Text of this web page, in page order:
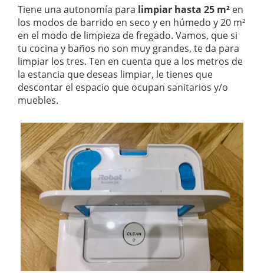
Tiene una autonomía para limpiar hasta 25 m² en
los modos de barrido en seco y en húmedo y 20 m²
en el modo de limpieza de fregado. Vamos, que si
tu cocina y baños no son muy grandes, te da para
limpiar los tres. Ten en cuenta que a los metros de
la estancia que deseas limpiar, le tienes que
descontar el espacio que ocupan sanitarios y/o
muebles.